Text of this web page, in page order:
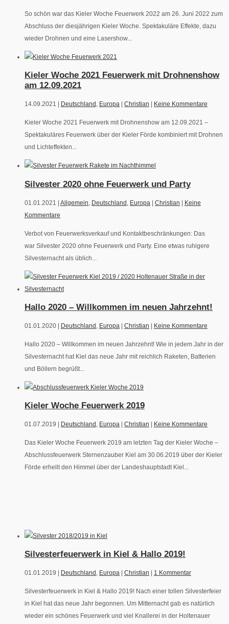
So schön war das Kieler Woche Feuerwerk 2022 am 26. Juni 2022 zum
Abschluss der diesjährigen Kieler Woche. Spektakuläre Effekte, dazu
wieder Drohnen und eine Lasershow...
Kieler Woche 2021 Feuerwerk mit Drohnenshow
am 12.09.2021
14.09.2021 | Deutschland , Europa Christian Keine Kommentare
Kieler Woche 2021 Feuerwerk mit Drohnenshow am 12.09.2021 –
Spektakuläres Feuerwerk über der Kieler Förde kombiniert mit Drohnen
und Lichteffekten...
Silvester 2020 ohne Feuerwerk und Party
01.01.2021 | Allgemein Deutschland Europa | Christian | Keine
Kommentare
Verbot von Feuerwerksverkauf und Kontaktbeschränkungen: Das
war Silvester 2020 ohne Feuerwerk und Party. Eine etwas ruhigere
Silvesternacht als üblich...
Hallo 2020 – Willkommen im neuen Jahrzehnt!
01.01.2020 | Deutschland , Europa Christian Keine Kommentare
Hallo 2020 – Willkommen im neuen Jahrzehnt! Wie in jedem Jahr in der
Silvesternacht hat Kiel das neue Jahr mit reichlich Raketen, Batterien
und Böllern begrüßt...
Kieler Woche Feuerwerk 2019
01.07.2019 | Deutschland , Europa Christian Keine Kommentare
Das Kieler Woche Feuerwerk 2019 am letzten Tag der Kieler Woche –
Abschlussfeuerwerk Sternenzauber Kiel am 30.06.2019 über der Kieler
Förde erhellt den Himmel über der Landeshauptstadt Kiel...
Silvesterfeuerwerk in Kiel & Hallo 2019!
01.01.2019 | Deutschland , Europa Christian 1 Kommentar
Silvesterfeuerwerk in Kiel & Hallo 2019! Nach einer tollen Silvesterfeier
in Kiel hat das neue Jahr begonnen. Um Mitternacht gab es natürlich
wieder ein schönes Feuerwerk und viel Knallerei in der Holtenauer